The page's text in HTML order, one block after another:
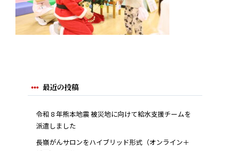
最近の投稿
令和 8 年熊本地震 被災地に向けて給水支援チームを
派遣しました
長嶺がんサロンをハイブリッド形式（オンライン＋